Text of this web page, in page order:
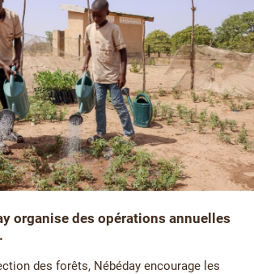
organise des opérations annuelles
des forêts, Nébéday encourage les